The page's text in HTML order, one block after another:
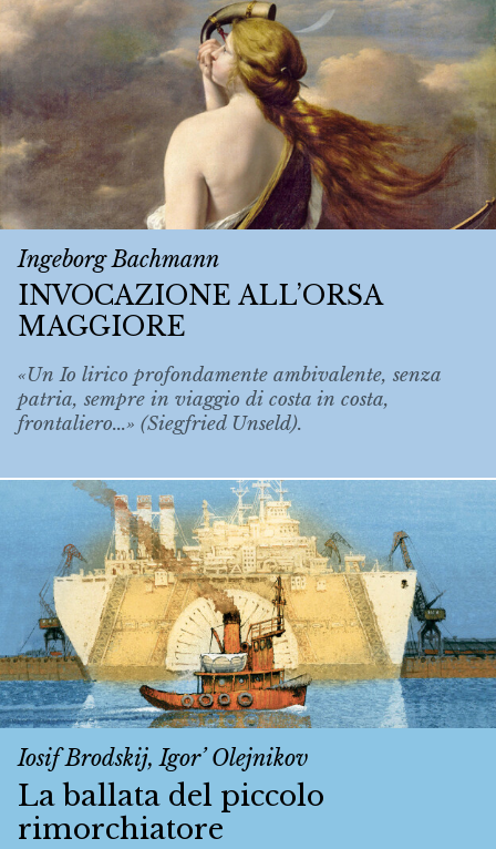
Ingeborg Bachmann
INVOCAZIONE ALL’ORSA
MAGGIORE
«Un Io lirico profondamente ambivalente, senza
patria, sempre in viaggio di costa in costa,
frontaliero...» (Siegfried Unseld).
Iosif Brodskij, Igor’ Olejnikov
La ballata del piccolo
rimorchiatore